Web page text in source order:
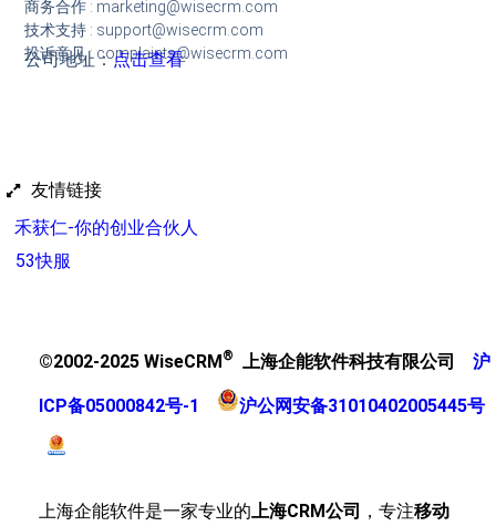
商务合作 : marketing@wisecrm.com
技术支持 : support@wisecrm.com
投诉意见 : complaints@wisecrm.com
公司地址：点击查看
友情链接
禾获仁-你的创业合伙人
53快服
©2002-2025 WiseCRM® 上海企能软件科技有限公司 沪
ICP备05000842号-1 沪公网安备31010402005445号
上海企能软件是一家专业的上海CRM公司 ，专注移动